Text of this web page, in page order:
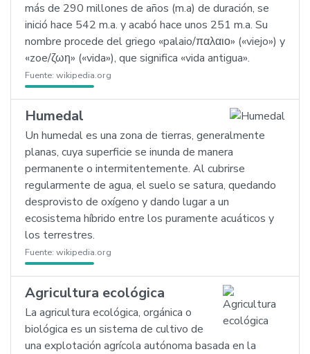
más de 290 millones de años (m.a) de duración, se
inició hace 542 m.a. y acabó hace unos 251 m.a. Su
nombre procede del griego «palaio/παλαιο» («viejo») y
«zoe/ζωη» («vida»), que significa «vida antigua».
Fuente: wikipedia.org
Humedal
Un humedal es una zona de tierras, generalmente
planas, cuya superficie se inunda de manera
permanente o intermitentemente. Al cubrirse
regularmente de agua, el suelo se satura, quedando
desprovisto de oxígeno y dando lugar a un
ecosistema híbrido entre los puramente acuáticos y
los terrestres.
Fuente: wikipedia.org
Agricultura ecológica
La agricultura ecológica, orgánica o
biológica es un sistema de cultivo de
una explotación agrícola autónoma basada en la